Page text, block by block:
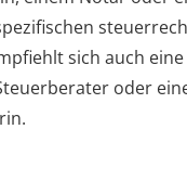
sich auch
oder